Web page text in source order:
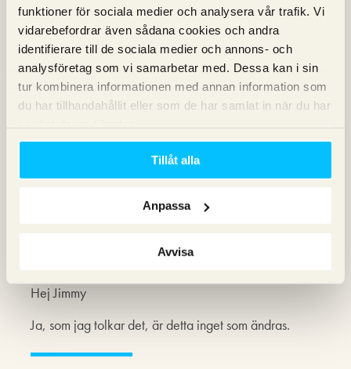
funktioner för sociala medier och analysera vår trafik. Vi
vidarebefordrar även sådana cookies och andra
identifierare till de sociala medier och annons- och
analysföretag som vi samarbetar med. Dessa kan i sin
tur kombinera informationen med annan information som
du har tillhandahållit eller som de har samlat in när du har
Tillåt alla
Anpassa
Avvisa
Mikael skriver:
30 november 2017 kl. 08:56
”Ett exempel på det är att det enligt nuvarande regler är
tillåtet att skicka marknadsföring via e-post till en person i
sin yrkesroll utan att personen har haft en kundrelation
med företaget eller har samtyckt till marknadsföringen.
Det är aldrig tillåtet i förhållande till privatpersoner.”
Gäller detta även när GDPR träder in?
skriver:
Hej Jimmy
Ja, som jag tolkar det, är detta inget som ändras.